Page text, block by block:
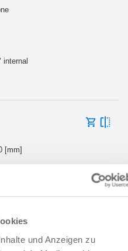
und Anzeigen zu
internal
[mm]
internal